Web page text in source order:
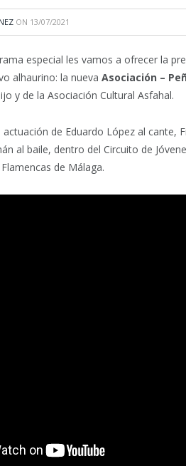
ON 13/07/2021
especial les vamos a ofrecer la
alhaurino: la nueva Asociación –
y de la Asociación Cultural Asfahal.
de Eduardo López al cante,
al baile, dentro del Circuito de
de Málaga.